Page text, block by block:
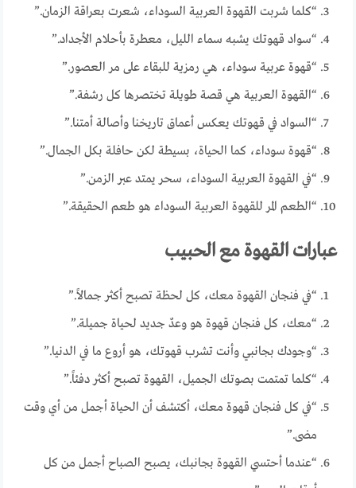
“كلما شربت القهوة العربية السوداء، شعرت بعراقة الزمان.”
“سواد قهوتك يشبه سماء الليل، معطرة بأحلام الأجداد.”
“قهوة عربية سوداء، هي رمزية للبقاء على مر العصور.”
“القهوة العربية هي قصة طويلة تختصرها كل رشفة.”
“السواد في قهوتك يعكس أعماق تاريخنا وأصالة أمتنا.”
“قهوة سوداء، كما الحياة، بسيطة لكن حافلة بكل الجمال.”
“في القهوة العربية السوداء، سحر يمتد عبر الزمن.”
“الطعم المر للقهوة العربية السوداء هو طعم الحقيقة.”
عبارات القهوة مع الحبيب
“في فنجان القهوة معك، كل لحظة تصبح أكثر جمالاً.”
“معك، كل فنجان قهوة هو وعدٌ جديد لحياة جميلة.”
“وجودك بجانبي وأنت تشرب قهوتك، هو أروع ما في الدنيا.”
“كلما تمتمت بصوتك الجميل، القهوة تصبح أكثر دفئاً.”
“في كل فنجان قهوة معك، أكتشف أن الحياة أجمل من أي وقت
مضى.”
“عندما أحتسي القهوة بجانبك، يصبح الصباح أجمل من كل